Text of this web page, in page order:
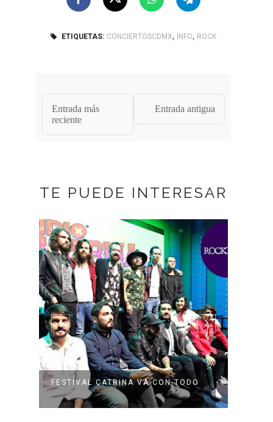
ETIQUETAS: CONCIERTOSCDMX, INFO, ROCK
Entrada más
reciente
Entrada antigua
TE PUEDE INTERESAR
FESTIVAL CATRINA VA CON TODO